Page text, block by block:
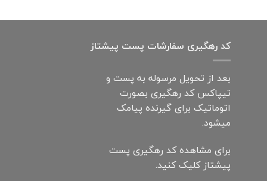
کد رهگیری سفارشات پست پیشتاز
بعد از تحویل مرسوله به پست و
تیپاکس کد رهگیری بصورت
اتوماتیک برای گیرنده پیامک
میشود.
برای مشاهده کد رهگیری پست
پیشتاز کلیک کنید.